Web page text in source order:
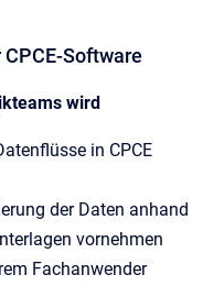
Software
wird
in CPCE
der Daten anhand
vornehmen
Fachanwender